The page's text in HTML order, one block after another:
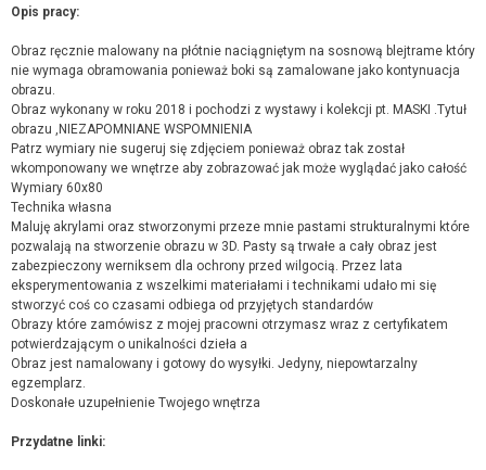
Opis pracy:
Obraz ręcznie malowany na płótnie naciągniętym na sosnową blejtrame który
nie wymaga obramowania ponieważ boki są zamalowane jako kontynuacja
obrazu.
Obraz wykonany w roku 2018 i pochodzi z wystawy i kolekcji pt. MASKI .Tytuł
obrazu ,NIEZAPOMNIANE WSPOMNIENIA
Patrz wymiary nie sugeruj się zdjęciem ponieważ obraz tak został
wkomponowany we wnętrze aby zobrazować jak może wyglądać jako całość
Wymiary 60x80
Technika własna
Maluję akrylami oraz stworzonymi przeze mnie pastami strukturalnymi które
pozwalają na stworzenie obrazu w 3D. Pasty są trwałe a cały obraz jest
zabezpieczony werniksem dla ochrony przed wilgocią. Przez lata
eksperymentowania z wszelkimi materiałami i technikami udało mi się
stworzyć coś co czasami odbiega od przyjętych standardów
Obrazy które zamówisz z mojej pracowni otrzymasz wraz z certyfikatem
potwierdzającym o unikalności dzieła a
Obraz jest namalowany i gotowy do wysyłki. Jedyny, niepowtarzalny
egzemplarz.
Doskonałe uzupełnienie Twojego wnętrza
Przydatne linki: